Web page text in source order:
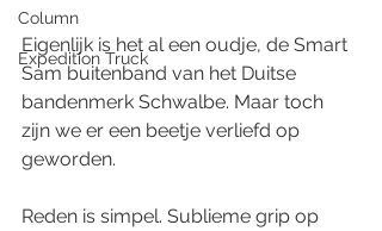
Column
Expedition Truck
Eigenlijk is het al een oudje, de Smart
Sam buitenband van het Duitse
bandenmerk Schwalbe. Maar toch
zijn we er een beetje verliefd op
geworden.
Reden is simpel. Sublieme grip op